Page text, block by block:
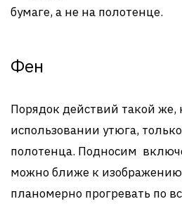
бумаге, а не на полотенце.
Фен
Порядок действий такой же,
использовании утюга,
полотенца. Подносим
можно ближе к
планомерно прогревать по